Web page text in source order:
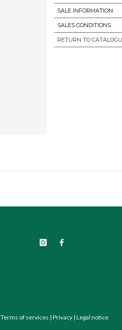
SALE INFORMATION
SALES CONDITIONS
RETURN TO
Terms of services | Privacy| Legal notice